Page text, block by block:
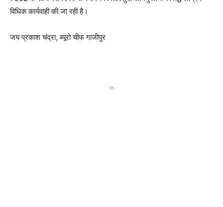
विधिक कार्यवाही की जा रही है।
जय प्रकाश चंद्रा, ब्यूरो चीफ गाजीपुर
In